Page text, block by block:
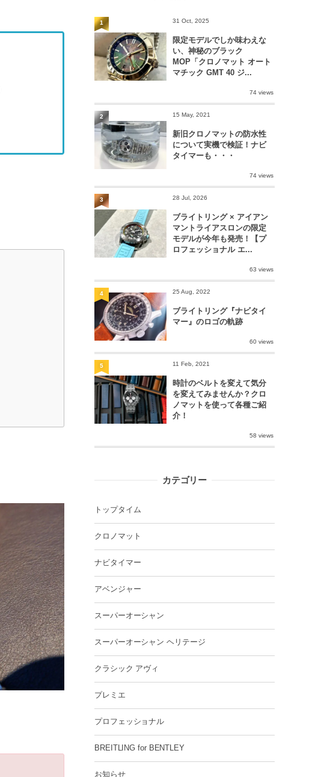
31 Oct, 2025
限定モデルでしか味わえな
い、神秘のブラック
MOP「クロノマット オート
マチック GMT 40 ジ...
74 views
1
15 May, 2021
新旧クロノマットの防水性
について実機で検証！ナビ
タイマーも・・・
74 views
2
28 Jul, 2026
ブライトリング × アイアン
マントライアスロンの限定
モデルが今年も発売！【プ
ロフェッショナル エ...
63 views
3
25 Aug, 2022
ブライトリング『ナビタイ
マー』のロゴの軌跡
60 views
4
11 Feb, 2021
時計のベルトを変えて気分
を変えてみませんか？クロ
ノマットを使って各種ご紹
介！
58 views
5
カテゴリー
トップタイム
クロノマット
ナビタイマー
アベンジャー
スーパーオーシャン
スーパーオーシャン ヘリテージ
クラシック アヴィ
プレミエ
プロフェッショナル
BREITLING for BENTLEY
お知らせ